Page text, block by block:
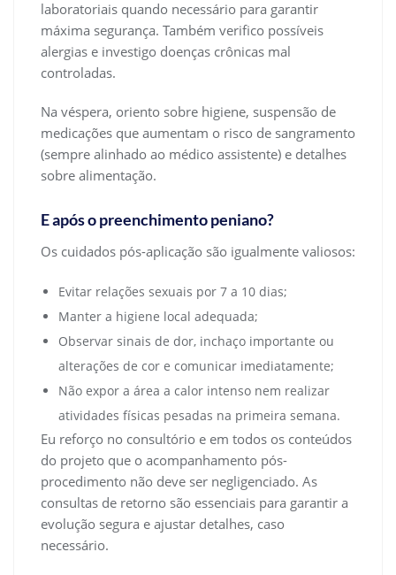
laboratoriais quando necessário para garantir
máxima segurança. Também verifico possíveis
alergias e investigo doenças crônicas mal
controladas.
Na véspera, oriento sobre higiene, suspensão de
medicações que aumentam o risco de sangramento
(sempre alinhado ao médico assistente) e detalhes
sobre alimentação.
E após o preenchimento peniano?
Os cuidados pós-aplicação são igualmente valiosos:
Evitar relações sexuais por 7 a 10 dias;
Manter a higiene local adequada;
Observar sinais de dor, inchaço importante ou
alterações de cor e comunicar imediatamente;
Não expor a área a calor intenso nem realizar
atividades físicas pesadas na primeira semana.
Eu reforço no consultório e em todos os conteúdos
do projeto que o acompanhamento pós-
procedimento não deve ser negligenciado. As
consultas de retorno são essenciais para garantir a
evolução segura e ajustar detalhes, caso
necessário.